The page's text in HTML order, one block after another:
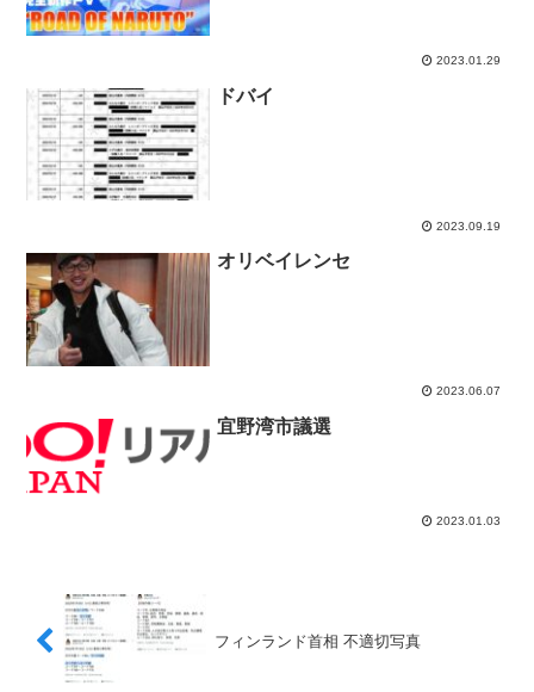
2023.01.29
ドバイ
2023.09.19
オリベイレンセ
2023.06.07
宜野湾市議選
2023.01.03
フィンランド首相 不適切写真